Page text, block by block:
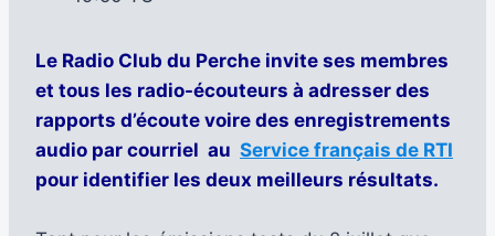
Le Radio Club du Perche invite ses membres
et tous les radio-écouteurs à adresser des
rapports d’écoute voire des enregistrements
audio par courriel au Service français de RTI
pour identifier les deux meilleurs résultats.